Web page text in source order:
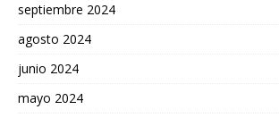
septiembre 2024
agosto 2024
junio 2024
mayo 2024